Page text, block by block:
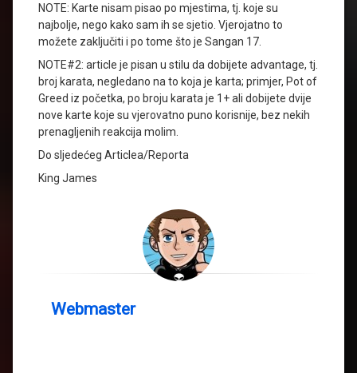
NOTE: Karte nisam pisao po mjestima, tj. koje su
najbolje, nego kako sam ih se sjetio. Vjerojatno to
možete zaključiti i po tome što je Sangan 17.
NOTE#2: article je pisan u stilu da dobijete advantage, tj.
broj karata, negledano na to koja je karta; primjer, Pot of
Greed iz početka, po broju karata je 1+ ali dobijete dvije
nove karte koje su vjerovatno puno korisnije, bez nekih
prenagljenih reakcija molim.
Do sljedećeg Articlea/Reporta
King James
Webmaster